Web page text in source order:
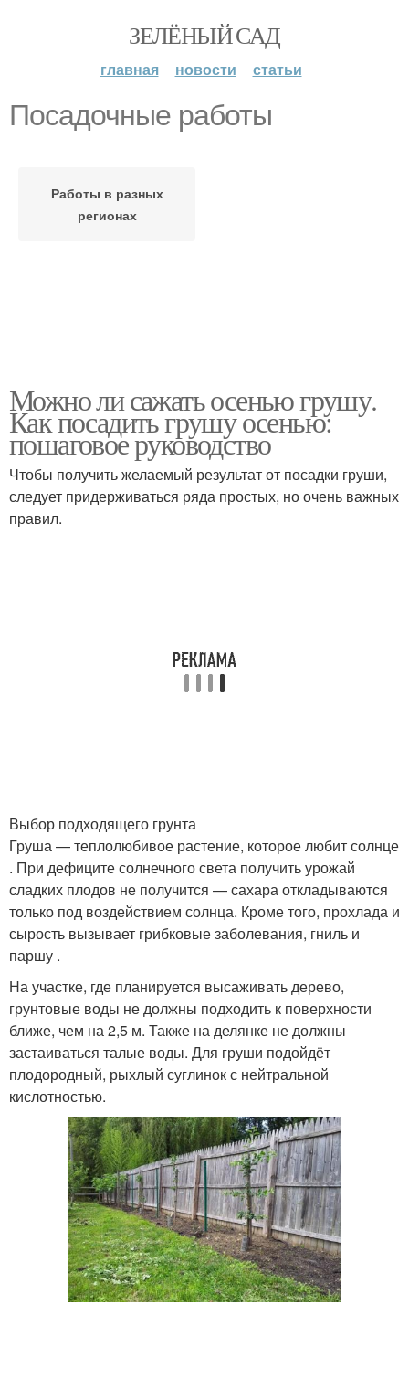
ЗЕЛЁНЫЙ САД
главная новости статьи
Посадочные работы
Работы в разных
регионах
Можно ли сажать осенью грушу.
Как посадить грушу осенью:
пошаговое руководство
Чтобы получить желаемый результат от посадки груши,
следует придерживаться ряда простых, но очень важных
правил.
Выбор подходящего грунта
Груша — теплолюбивое растение, которое любит солнце
. При дефиците солнечного света получить урожай
сладких плодов не получится — сахара откладываются
только под воздействием солнца. Кроме того, прохлада и
сырость вызывает грибковые заболевания, гниль и
паршу .
На участке, где планируется высаживать дерево,
грунтовые воды не должны подходить к поверхности
ближе, чем на 2,5 м. Также на делянке не должны
застаиваться талые воды. Для груши подойдёт
плодородный, рыхлый суглинок с нейтральной
кислотностью.